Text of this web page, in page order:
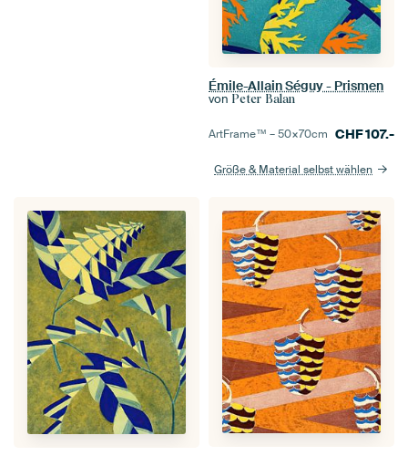
Émile-Allain Séguy - Prismen
von Peter Balan
ArtFrame™ –50×70cm CHF107.-
Größe & Material selbst wählen